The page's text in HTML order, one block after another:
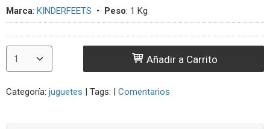
Marca: KINDERFEETS • Peso: 1 Kg
Añadir a Carrito
Categoría: juguetes | Tags: | Comentarios